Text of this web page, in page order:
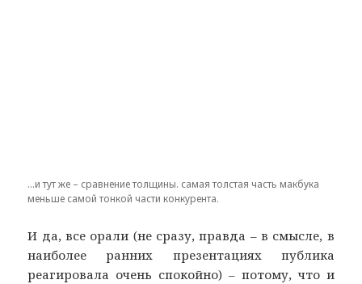
…и тут же – сравнение толщины. самая толстая часть макбука
меньше самой тонкой части конкурента.
И да, все орали (не сразу, правда – в смысле, в
наиболее ранних презентациях публика
реагировала очень спокойно) – потому, что и